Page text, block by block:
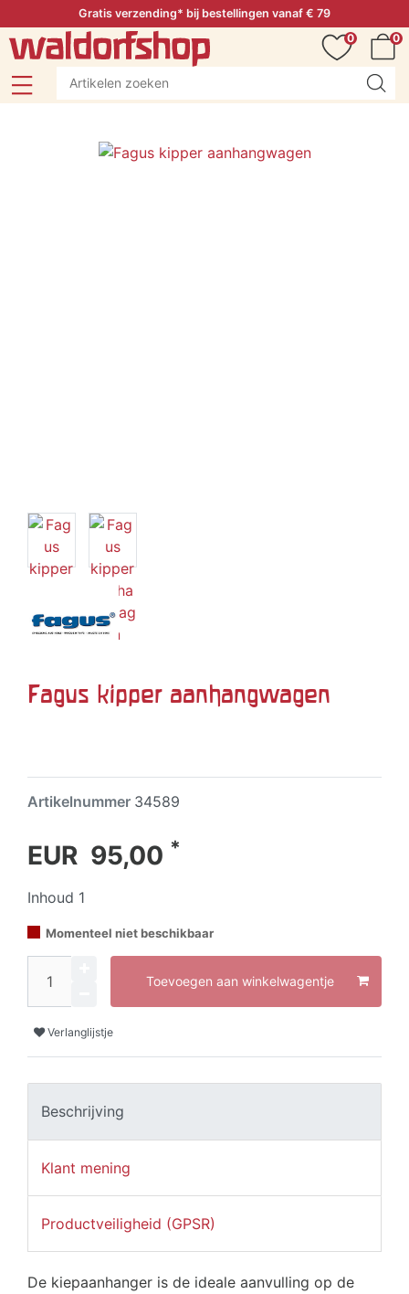
Gratis verzending* bij bestellingen vanaf € 79
0
0
Fagus kipper aanhangwagen
Artikelnummer 34589
EUR 95,00 *
Inhoud 1
Momenteel niet beschikbaar
Toevoegen aan winkelwagentje
Verlanglijstje
Beschrijving
Klant mening
Productveiligheid (GPSR)
De kiepaanhanger is de ideale aanvulling op de